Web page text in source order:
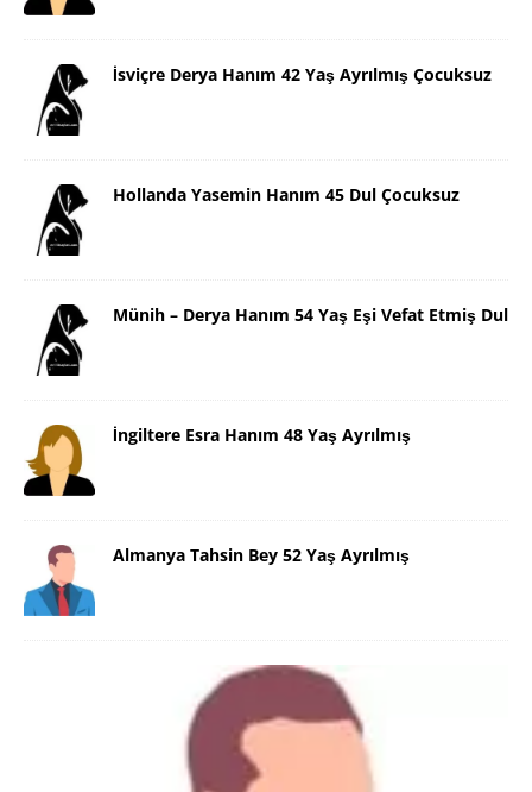
İsviçre Derya Hanım 42 Yaş Ayrılmış Çocuksuz
Hollanda Yasemin Hanım 45 Dul Çocuksuz
Münih – Derya Hanım 54 Yaş Eşi Vefat Etmiş Dul
İngiltere Esra Hanım 48 Yaş Ayrılmış
Almanya Tahsin Bey 52 Yaş Ayrılmış